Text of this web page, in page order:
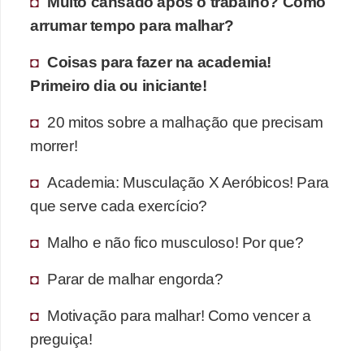
arrumar tempo para malhar?
Coisas para fazer na academia!
Primeiro dia ou iniciante!
20 mitos sobre a malhação que precisam
morrer!
Academia: Musculação X Aeróbicos! Para
que serve cada exercício?
Malho e não fico musculoso! Por que?
Parar de malhar engorda?
Motivação para malhar! Como vencer a
preguiça!